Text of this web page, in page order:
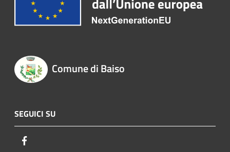
Comune di Baiso
SEGUICI SU